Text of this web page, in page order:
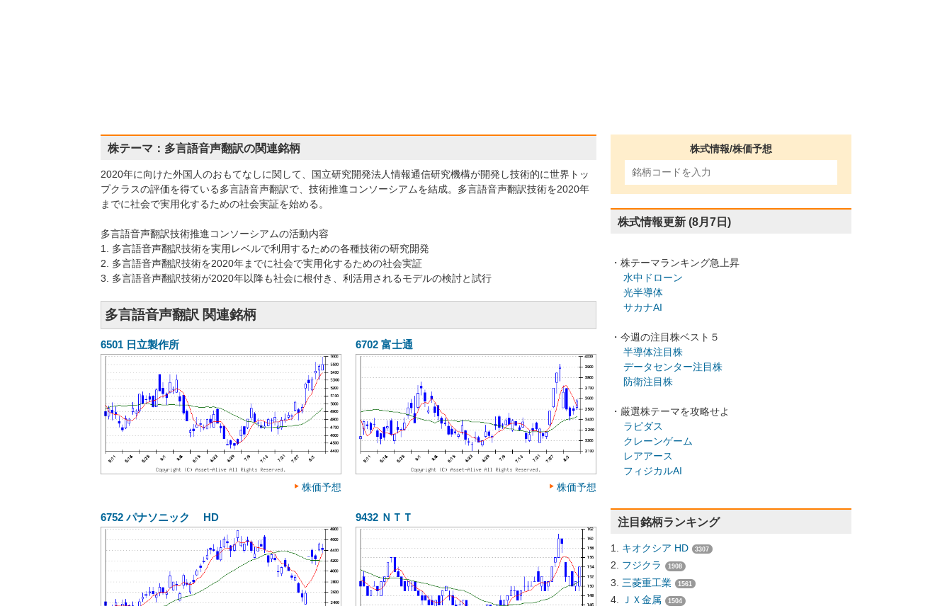
株テーマ：多言語音声翻訳の関連銘柄
2020年に向けた外国人のおもてなしに関して、国立研究開発法人情報通信研究機構が開発し技術的に世界トッ
プクラスの評価を得ている多言語音声翻訳で、技術推進コンソーシアムを結成。多言語音声翻訳技術を2020年
までに社会で実用化するための社会実証を始める。
多言語音声翻訳技術推進コンソーシアムの活動内容
1. 多言語音声翻訳技術を実用レベルで利用するための各種技術の研究開発
2. 多言語音声翻訳技術を2020年までに社会で実用化するための社会実証
3. 多言語音声翻訳技術が2020年以降も社会に根付き、利活用されるモデルの検討と試行
多言語音声翻訳 関連銘柄
6501 日立製作所
株価予想
6702 富士通
株価予想
6752 パナソニック HD 9432 ＮＴＴ
株式情報/株価予想
株式情報更新 (8月7日)
・株テーマランキング急上昇
水中ドローン
光半導体
サカナAI
・今週の注目株ベスト５
半導体注目株
データセンター注目株
防衛注目株
・厳選株テーマを攻略せよ
ラピダス
クレーンゲーム
レアアース
フィジカルAI
注目銘柄ランキング
キオクシア HD 3307
フジクラ 1908
三菱重工業 1561
ＪＸ金属 1504